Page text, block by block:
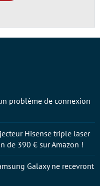
problème de connexion
Hisense triple laser
de 390 € sur Amazon !
Galaxy ne recevront